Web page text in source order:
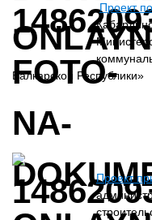
Проект
Балкарской Республики»
Проект